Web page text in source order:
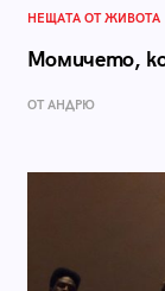
НЕЩАТА ОТ ЖИВОТА
Момичето,
ОТ АНДРЮ